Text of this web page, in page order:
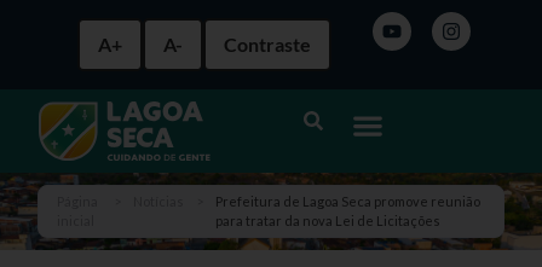
A+ A- Contraste
Prefeitura de Lagoa Seca promove reunião
para tratar da nova Lei de Licitações